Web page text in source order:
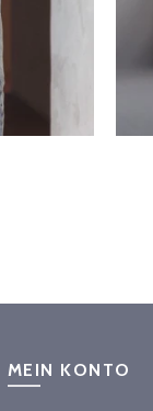
MEIN KONTO